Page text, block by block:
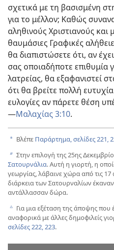
σχετικά με τη βασισμένη
για το μέλλον; Καθώς
αληθινούς Χριστιανούς και
θαυμάσιες Γραφικές
θα διαπιστώσετε ότι, αν
σας οποιαδήποτε επιθυμία
λατρείας, θα εξαφανιστεί
ότι θα βρείτε πολλή
ευλογίες αν πάρετε θέση
—Μαλαχίας 3:10.
a Βλέπε Παράρτημα, σελίδες 221,
b Στην επιλογή της 25ης
Σατουρνάλια. Αυτή η γιορτή, η
γεωργίας, λάβαινε χώρα από τις 17
διάρκεια των Σατουρναλίων
αντάλλασσαν δώρα.
c Για μια εξέταση της άποψης που
αναφορικά με άλλες δημοφιλείς
σελίδες 222, 223.